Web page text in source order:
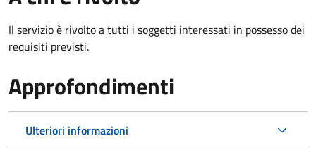
Il servizio è rivolto a tutti i soggetti interessati in possesso dei
requisiti previsti.
Approfondimenti
Ulteriori informazioni